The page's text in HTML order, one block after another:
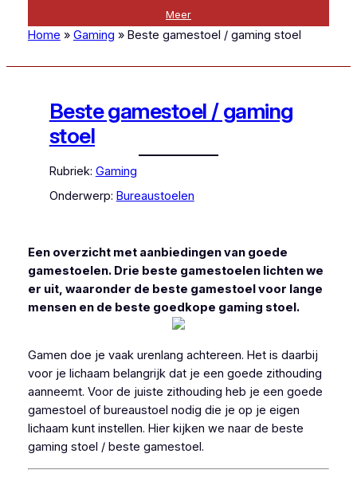
Meer
Home » Gaming »Beste gamestoel / gaming stoel
Beste gamestoel / gaming
stoel
Rubriek: Gaming
Onderwerp: Bureaustoelen
Een overzicht met aanbiedingen van goede
gamestoelen. Drie beste gamestoelen lichten we
er uit, waaronder de beste gamestoel voor lange
mensen en de beste goedkope gaming stoel.
Gamen doe je vaak urenlang achtereen. Het is daarbij
voor je lichaam belangrijk dat je een goede zithouding
aanneemt. Voor de juiste zithouding heb je een goede
gamestoel of bureaustoel nodig die je op je eigen
lichaam kunt instellen. Hier kijken we naar de beste
gaming stoel / beste gamestoel.